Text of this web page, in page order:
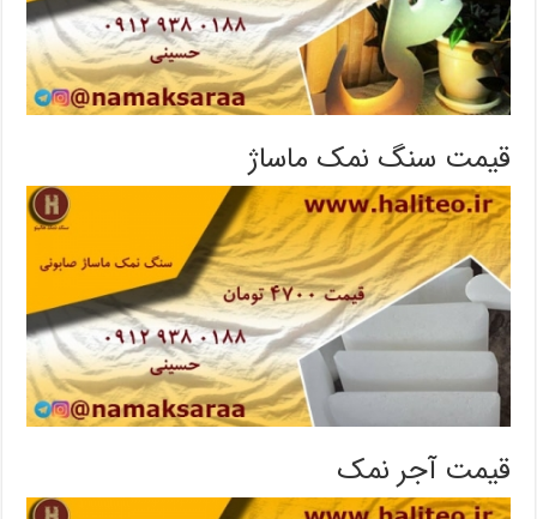
قیمت سنگ نمک ماساژ
قیمت آجر نمک